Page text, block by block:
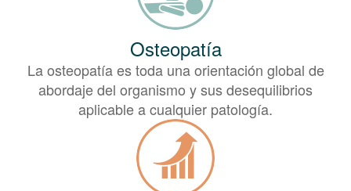
Osteopatía
La osteopatía es toda una orientación global de
abordaje del organismo y sus desequilibrios
aplicable a cualquier patología.